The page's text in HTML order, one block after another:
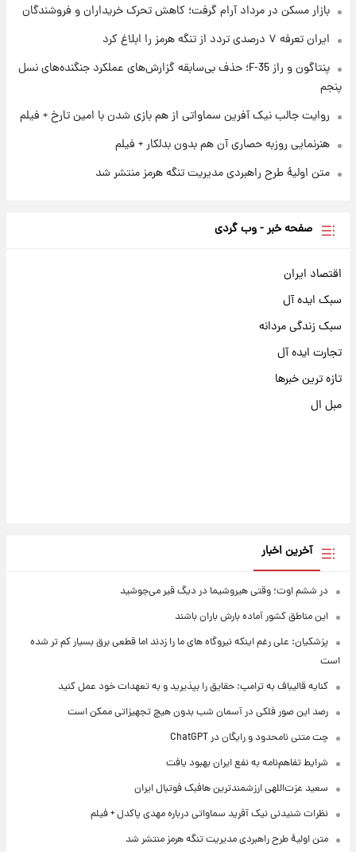
۱ روز پیش
نام خودرو، مبلغ پیش پرداخت و زمان تحویل |
سود مشارکت چند درصد است؟
بازار مسکن در مرداد آرام گرفت؛ کاهش تحرک خریداران و فروشندگان
ایران تعرفه ۷ درصدی تردد از تنگه هرمز را ابلاغ کرد
پنتاگون و راز F-35؛ حذف بی‌سابقه گزارش‌های عملکرد جنگنده‌های نسل
پنجم
روایت جالب نیک آفرین سماواتی از هم بازی شدن با امین تارخ + فیلم
هنرنمایی روزبه حصاری آن هم بدون بدلکار + فیلم
متن اولیۀ طرح راهبردی مدیریت تنگه هرمز منتشر شد
صفحه خبر - وب گردی
اقتصاد ایران
سبک ایده آل
سبک زندگی مردانه
تجارت ایده آل
تازه ترین خبرها
مبل ال
آخرین اخبار
در ششم اوت؛ وقتی هیروشیما در دیگ قیر می‌جوشید
این مناطق کشور آماده بارش باران باشند
پزشکیان: علی رغم اینکه نیروگاه های ما را زدند اما قطعی برق بسیار کم تر شده
است
کنایه قالیباف به ترامپ: حقایق را بپذیرید و به تعهدات خود عمل کنید
رصد این صور فلکی در آسمان شب بدون هیچ تجهیزاتی ممکن است
چت متنی نامحدود و رایگان در ChatGPT
شرایط تفاهم‌نامه به نفع ایران بهبود یافت
سعید عزت‌اللهی ارزشمندترین هافبک فوتبال ایران
نظرات شنیدنی نیک آفرید سماواتی درباره مهدی پاکدل + فیلم
متن اولیۀ طرح راهبردی مدیریت تنگه هرمز منتشر شد